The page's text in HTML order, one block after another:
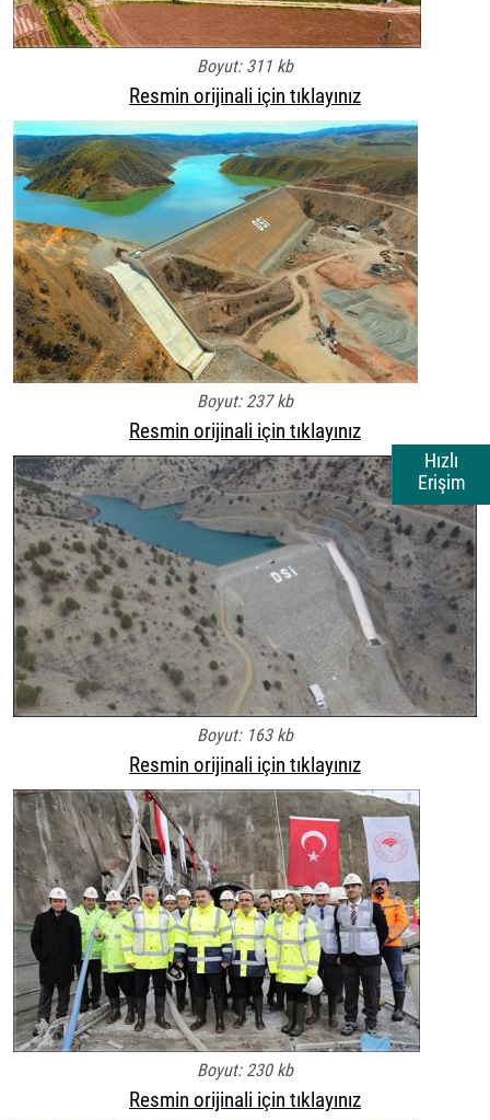
Hızlı
Erişim
Boyut: 311 kb
Resmin orijinali için tıklayınız
Boyut: 237 kb
Resmin orijinali için tıklayınız
Boyut: 163 kb
Resmin orijinali için tıklayınız
Boyut: 230 kb
Resmin orijinali için tıklayınız